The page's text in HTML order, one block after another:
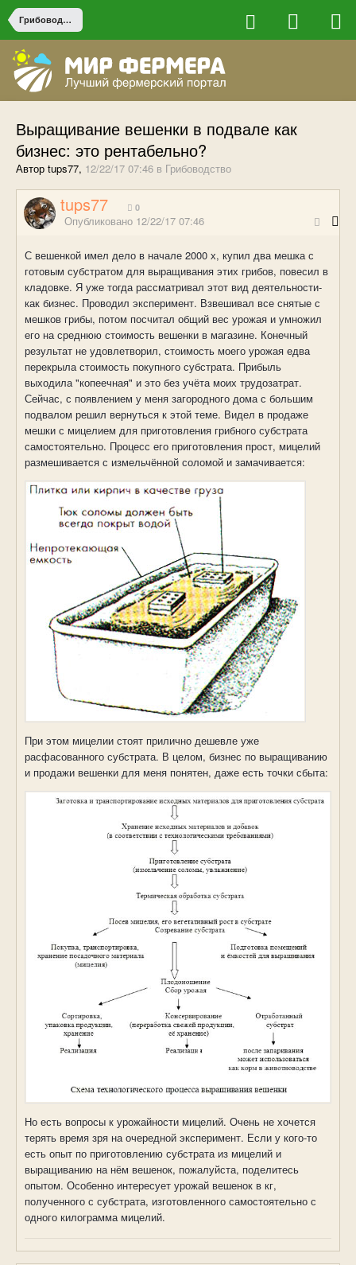
Грибоводство
Выращивание вешенки в подвале как
бизнес: это рентабельно?
Автор tups77, 12/22/17 07:46 в Грибоводство
tups77 0
Опубликовано 12/22/17 07:46
С вешенкой имел дело в начале 2000 х, купил два мешка с
готовым субстратом для выращивания этих грибов, повесил в
кладовке. Я уже тогда рассматривал этот вид деятельности-
как бизнес. Проводил эксперимент. Взвешивал все снятые с
мешков грибы, потом посчитал общий вес урожая и умножил
его на среднюю стоимость вешенки в магазине. Конечный
результат не удовлетворил, стоимость моего урожая едва
перекрыла стоимость покупного субстрата. Прибыль
выходила "копеечная" и это без учёта моих трудозатрат.
Сейчас, с появлением у меня загородного дома с большим
подвалом решил вернуться к этой теме. Видел в продаже
мешки с мицелием для приготовления грибного субстрата
самостоятельно. Процесс его приготовления прост, мицелий
размешивается с измельчённой соломой и замачивается:
При этом мицелии стоят прилично дешевле уже
расфасованного субстрата. В целом, бизнес по выращиванию
и продажи вешенки для меня понятен, даже есть точки сбыта:
Но есть вопросы к урожайности мицелий. Очень не хочется
терять время зря на очередной эксперимент. Если у кого-то
есть опыт по приготовлению субстрата из мицелий и
выращиванию на нём вешенок, пожалуйста, поделитесь
опытом. Особенно интересует урожай вешенок в кг,
полученного с субстрата, изготовленного самостоятельно с
одного килограмма мицелий.